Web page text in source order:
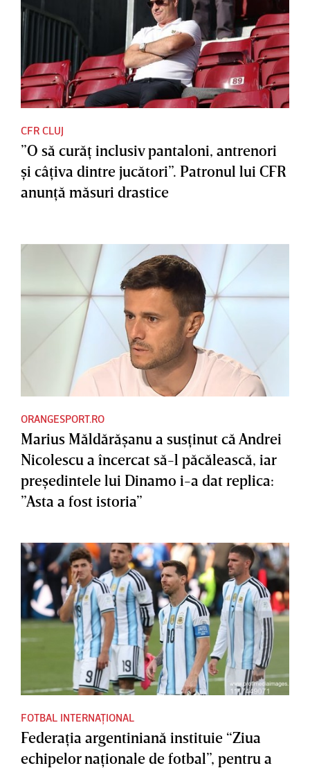
CFR CLUJ
”O să curăţ inclusiv pantaloni, antrenori
şi câţiva dintre jucători”. Patronul lui CFR
anunţă măsuri drastice
ORANGESPORT.RO
Marius Măldărăşanu a susţinut că Andrei
Nicolescu a încercat să-l păcălească, iar
preşedintele lui Dinamo i-a dat replica:
”Asta a fost istoria”
FOTBAL INTERNAȚIONAL
Federaţia argentiniană instituie “Ziua
echipelor naţionale de fotbal”, pentru a